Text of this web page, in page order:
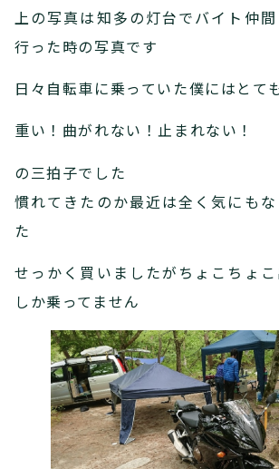
上の写真は知多の灯台でバイト仲
行った時の写真です
日々自転車に乗っていた僕にはとて
重い！曲がれない！止まれない！
の三拍子でした
慣れてきたのか最近は全く気にも
た
せっかく買いましたがちょこちょ
しか乗ってません